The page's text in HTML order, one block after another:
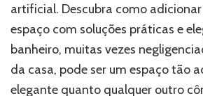
jardim
vertical
artificial
resolve
o
problema!
artificial. Descubra como
espaço com soluções práticas e
banheiro, muitas vezes
da casa, pode ser um espaço tão
elegante quanto qualquer outro